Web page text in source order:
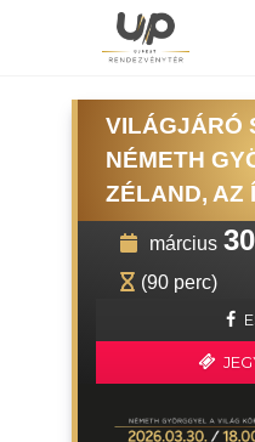
VILÁGJÁRÓ
NÉMETH
ZÉLAND, AZ
március
(90 perc)